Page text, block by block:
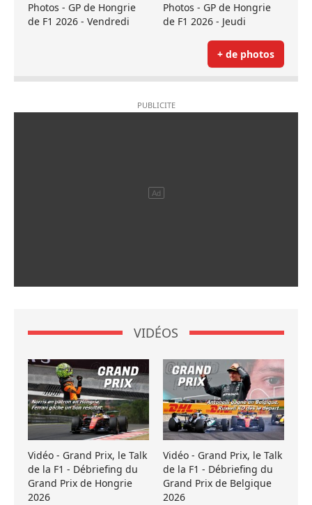
Photos - GP de Hongrie
de F1 2026 - Vendredi
Photos - GP de Hongrie
de F1 2026 - Jeudi
+ de photos
VIDÉOS
Vidéo - Grand Prix, le Talk
de la F1 - Débriefing du
Grand Prix de Hongrie
2026
Vidéo - Grand Prix, le Talk
de la F1 - Débriefing du
Grand Prix de Belgique
2026